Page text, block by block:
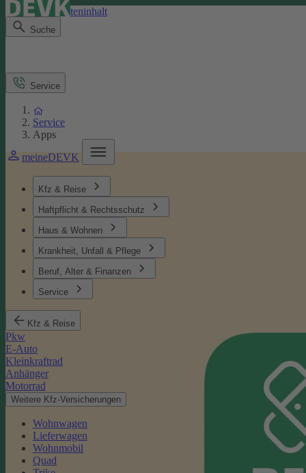
Direkt zum Seiteninhalt
Suche
meineDEVK
Kfz & Reise
Haftpflicht & Rechtsschutz
Haus & Wohnen
Krankheit, Unfall & Pflege
Beruf, Alter & Finanzen
Service
Kfz & Reise
Pkw
E-Auto
Kleinkraftrad
Anhänger
Motorrad
Weitere Kfz-Versicherungen
Wohnwagen
Lieferwagen
Wohnmobil
Quad
Service
Service
Apps